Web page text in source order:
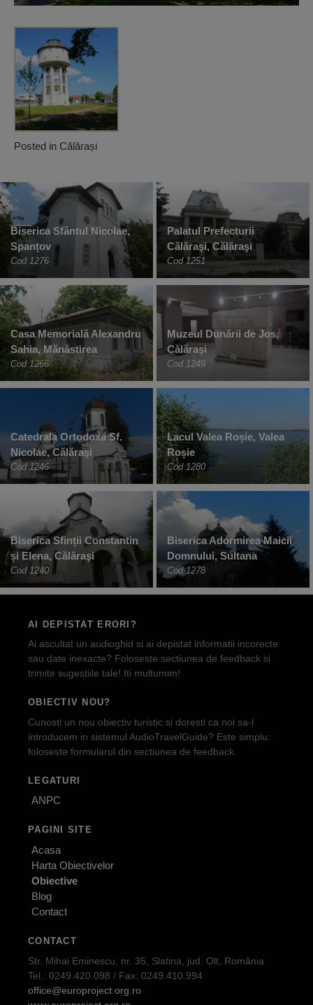
Posted in Călărași
Biserica Sfântul Nicolae,
Spanțov
Cod 1276
Palatul Prefecturii
Călăraşi, Călăraşi
Cod 1251
Casa Memorială Alexandru
Sahia, Mănăstirea
Cod 1266
Muzeul Dunării de Jos,
Călăraşi
Cod 1249
Catedrala Ortodoxă Sf.
Nicolae, Călăraşi
Cod 1246
Lacul Valea Roșie, Valea
Roșie
Cod 1280
Biserica Sfinții Constantin
și Elena, Călăraşi
Cod 1240
Biserica Adormirea Maicii
Domnului, Sultana
Cod 1278
AI DEPISTAT ERORI?
Ai ascultat un audioghid si ai depistat informatii incorecte
sau date inexacte? Foloseste sectiunea de feedback si
trimite sugestiile tale! Iti multumim!
OBIECTIV NOU?
Cunosti un nou obiectiv turistic si doresti ca noi sa-l
introducem in sistemul AudioTravelGuide? Este simplu:
foloseste formularul din sectiunea de feedback.
LEGATURI
ANPC
PAGINI SITE
Acasa
Harta Obiectivelor
Obiective
Blog
Contact
CONTACT
Str. Mihai Eminescu, nr. 35, Slatina, jud. Olt, România
Tel.: 0249.420.098 / Fax: 0249.410.994
office@europroject.org.ro